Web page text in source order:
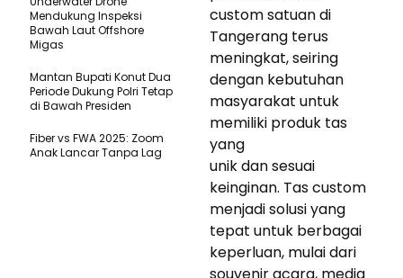
custom satuan di
Tangerang terus
meningkat, seiring
dengan kebutuhan
masyarakat untuk
memiliki produk tas
yang
unik dan sesuai
keinginan. Tas custom
menjadi solusi yang
tepat untuk berbagai
keperluan, mulai dari
souvenir acara, media
Mendukung Inspeksi
Bawah Laut Offshore
Migas
Mantan Bupati Konut Dua
Periode Dukung Polri Tetap
di Bawah Presiden
Fiber vs FWA 2025: Zoom
Anak Lancar Tanpa Lag